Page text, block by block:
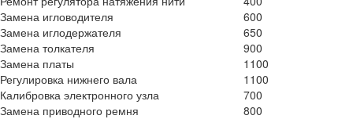
Замена игловодителя
600
Замена иглодержателя
650
Замена толкателя
900
Замена платы
1100
Регулировка нижнего вала
1100
Калибровка электронного узла
700
Замена приводного ремня
800